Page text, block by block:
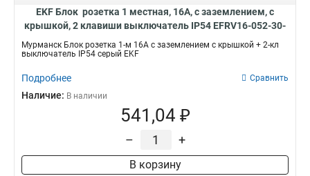
EKF Блок розетка 1 местная, 16А, с заземлением, с
крышкой, 2 клавиши выключатель IP54 EFRV16-052-30-
Мурманск Блок розетка 1-м 16А с заземлением с крышкой + 2-кл
выключатель IP54 серый EKF
Подробнее Сравнить
Наличие: В наличии
541,04 ₽
– +
В корзину